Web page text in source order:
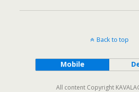
Back to top
Mobile
All content Copyright